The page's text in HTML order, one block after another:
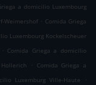
a domicilio Luxembourg
Weimershof . Comida Griega
Luxembourg Kockelscheuer
. Comida Griega a domicilio
. Comida Griega a
Luxemburg Ville-Haute
.